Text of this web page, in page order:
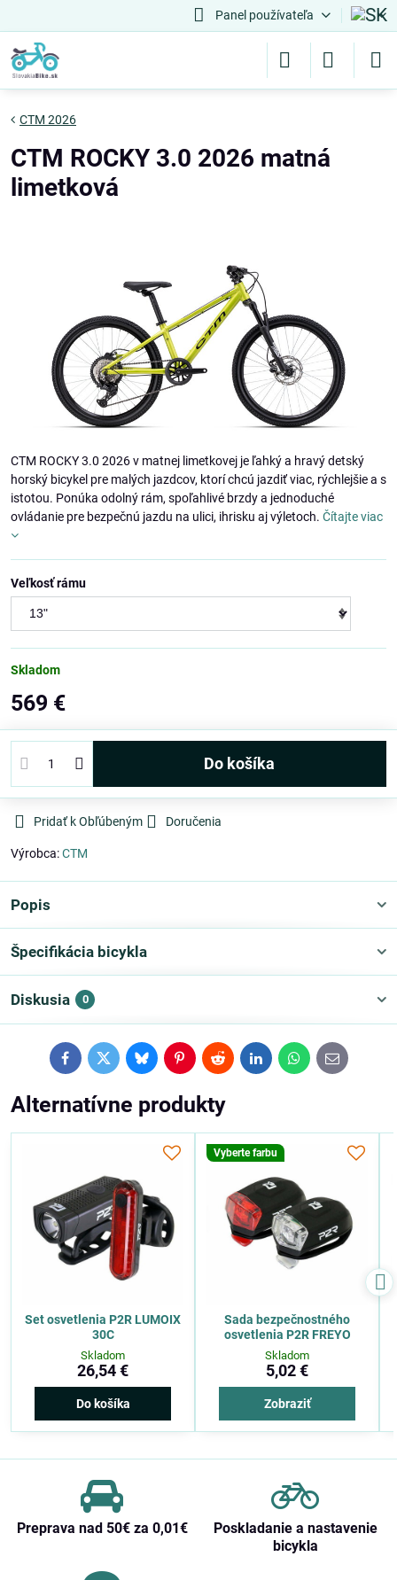
Panel používateľa
CTM 2026
CTM ROCKY 3.0 2026 matná
limetková
CTM ROCKY 3.0 2026 v matnej limetkovej je ľahký a hravý detský
horský bicykel pre malých jazdcov, ktorí chcú jazdiť viac, rýchlejšie a s
istotou. Ponúka odolný rám, spoľahlivé brzdy a jednoduché
ovládanie pre bezpečnú jazdu na ulici, ihrisku aj výletoch. Čítajte viac
Veľkosť rámu
Skladom
569 €
Do košíka
Pridať k Obľúbeným Doručenia
Výrobca:CTM
Popis
Špecifikácia bicykla
Diskusia 0
FacebookTwitterBlueskyPinterestRedditLinkedInWhatsApp
E-
mail
Alternatívne produkty
Set osvetlenia P2R LUMOIX
30C
Skladom
26,54 €
Do košíka
Vyberte farbu
Sada bezpečnostného
osvetlenia P2R FREYO
Skladom
5,02 €
Zobraziť
Preprava nad 50€ za 0,01€
Poskladanie a nastavenie
bicykla